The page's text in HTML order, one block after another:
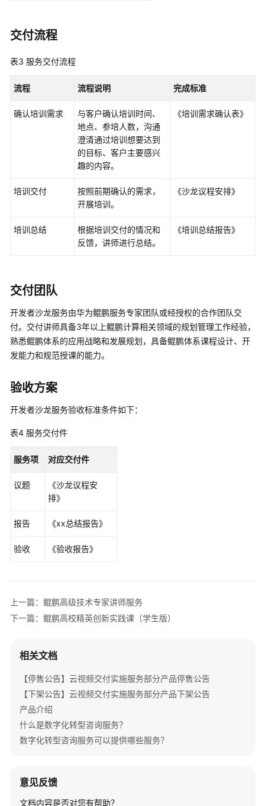
数
要
与
云
原
生
专
务
服
专
服
务
ROMA
成
务
云
业
服
智
能
专
家
交付流程
表3 服务交付流程
流程 流程说明 完成标准
确认培训需求
与客户确认培训时间、
地点、参培人数，沟通
澄清通过培训想要达到
的目标、客户主要感兴
趣的内容。
《培训需求确认表》
培训交付
按照前期确认的需求，
开展培训。
《沙龙议程安排》
培训总结
根据培训交付的情况和
反馈，讲师进行总结。
《培训总结报告》
交付团队
开发者沙龙服务由华为鲲鹏服务专家团队或经授权的合作团队交
付。交付讲师具备3年以上鲲鹏计算相关领域的规划管理工作经验，
熟悉鲲鹏体系的应用战略和发展规划，具备鲲鹏体系课程设计、开
发能力和规范授课的能力。
验收方案
开发者沙龙服务验收标准条件如下：
表4 服务交付件
服务项 对应交付件
议题
《沙龙议程安
排》
报告 《xx总结报告》
验收 《验收报告》
上一篇：鲲鹏高级技术专家讲师服务
下一篇：鲲鹏高校精英创新实践课（学生版）
相关文档
【停售公告】云视频交付实施服务部分产品停售公告
【下架公告】云视频交付实施服务部分产品下架公告
产品介绍
什么是数字化转型咨询服务？
数字化转型咨询服务可以提供哪些服务？
意见反馈
文档内容是否对您有帮助？